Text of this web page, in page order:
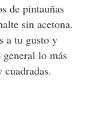
de pintauñas
sin acetona.
a tu gusto y
lo más